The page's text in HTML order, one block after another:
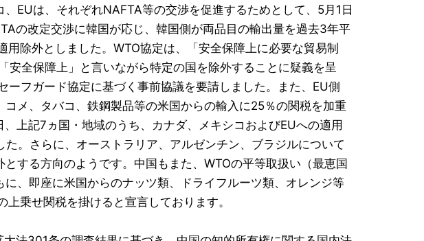
EUは、それぞれNAFTA等の交渉を促進するためとして、5月1日
の改定交渉に韓国が応じ、韓国側が両品目の輸出量を過去3年平
除外としました。WTO協定は、「安全保障上に必要な貿易制
安全保障上」と言いながら特定の国を除外することに疑義を呈
ーフガード協定に基づく事前協議を要請しました。また、EU側
メ、タバコ、鉄鋼製品等の米国からの輸入に25％の関税を加重
上記7ヵ国・地域のうち、カナダ、メキシコおよびEUへの適用
。さらに、オーストラリア、アルゼンチン、ブラジルについて
する方向のようです。中国もまた、WTOの平等取扱い（最恵国
、即座に米国からのナッツ類、ドライフルーツ類、オレンジ等
乗せ関税を掛けると宣言しております。